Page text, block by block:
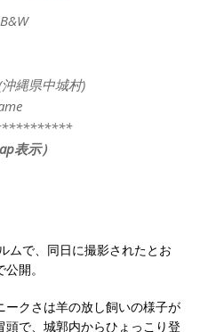
縄県中城村)
表示）
ムで、同日に撮影されたとお
開。
クさは羊の放し飼いの様子が
で、城郭内からひょっこり登